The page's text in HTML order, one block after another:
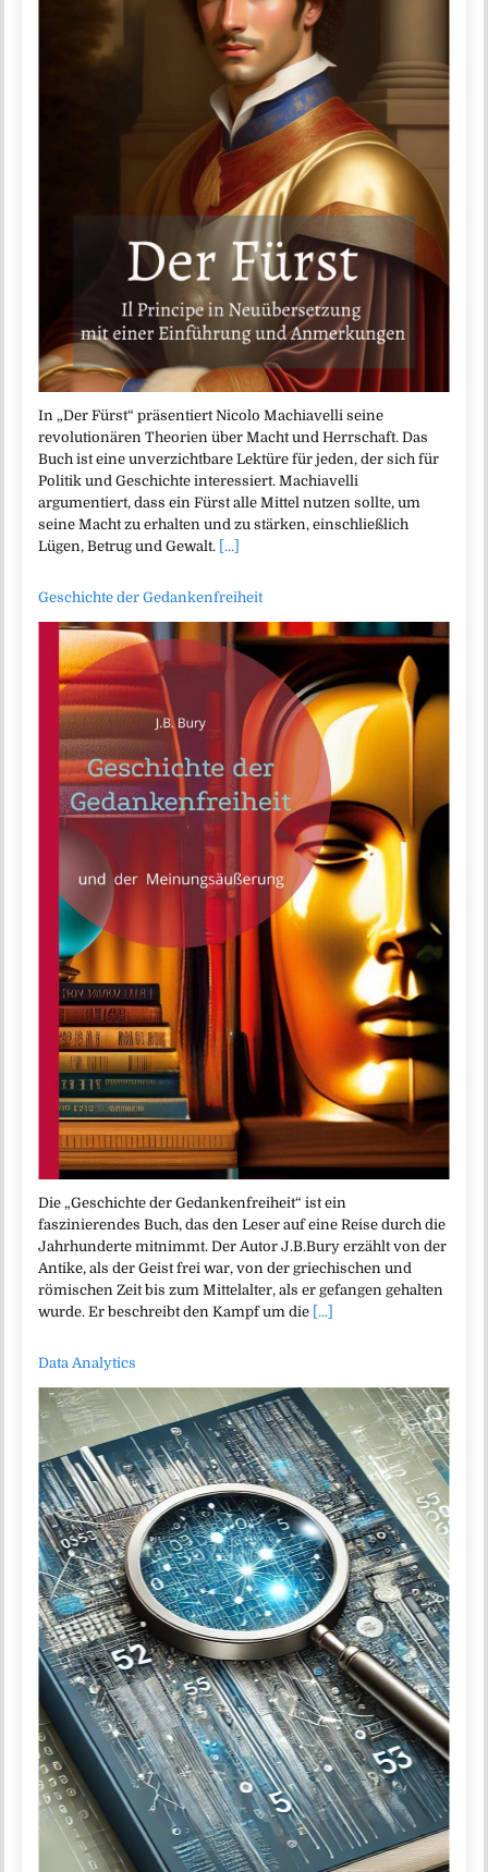
In „Der Fürst“ präsentiert Nicolo Machiavelli seine
revolutionären Theorien über Macht und Herrschaft. Das
Buch ist eine unverzichtbare Lektüre für jeden, der sich für
Politik und Geschichte interessiert. Machiavelli
argumentiert, dass ein Fürst alle Mittel nutzen sollte, um
seine Macht zu erhalten und zu stärken, einschließlich
Lügen, Betrug und Gewalt. [...]
Geschichte der Gedankenfreiheit
Die „Geschichte der Gedankenfreiheit“ ist ein
faszinierendes Buch, das den Leser auf eine Reise durch die
Jahrhunderte mitnimmt. Der Autor J.B.Bury erzählt von der
Antike, als der Geist frei war, von der griechischen und
römischen Zeit bis zum Mittelalter, als er gefangen gehalten
wurde. Er beschreibt den Kampf um die [...]
Data Analytics